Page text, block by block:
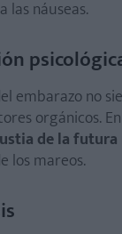
las náuseas.
embarazo no
orgánicos.
de la
los mareos.